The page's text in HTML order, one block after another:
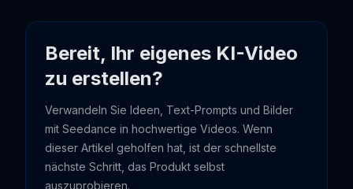
Bereit, Ihr eigenes KI-Video
zu erstellen?
Verwandeln Sie Ideen, Text-Prompts und Bilder
mit Seedance in hochwertige Videos. Wenn
dieser Artikel geholfen hat, ist der schnellste
nächste Schritt, das Produkt selbst
auszuprobieren.